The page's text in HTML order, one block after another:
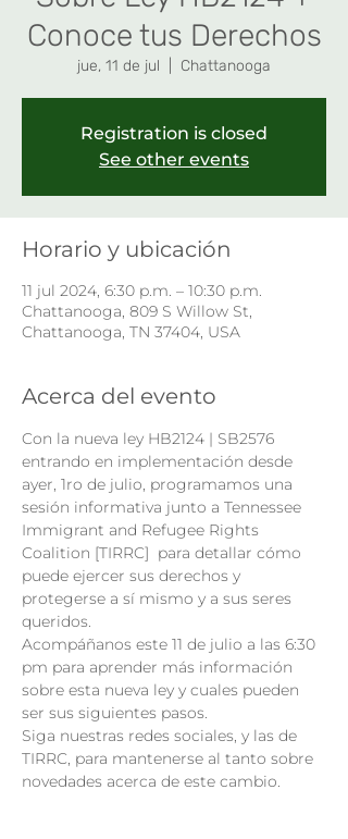
Conoce tus Derechos
jue, 11 de jul Chattanooga
Registration is closed
See other events
Horario y ubicación
11 jul 2024, 6:30 p.m. – 10:30 p.m.
Chattanooga, 809 S Willow St,
Chattanooga, TN 37404, USA
Acerca del evento
Con la nueva ley HB2124 | SB2576
entrando en implementación desde
ayer, 1ro de julio, programamos una
sesión informativa junto a Tennessee
Immigrant and Refugee Rights
Coalition [TIRRC]  para detallar cómo
puede ejercer sus derechos y
protegerse a sí mismo y a sus seres
queridos.
Acompáñanos este 11 de julio a las 6:30
pm para aprender más información
sobre esta nueva ley y cuales pueden
ser sus siguientes pasos.
Siga nuestras redes sociales, y las de
TIRRC, para mantenerse al tanto sobre
novedades acerca de este cambio.